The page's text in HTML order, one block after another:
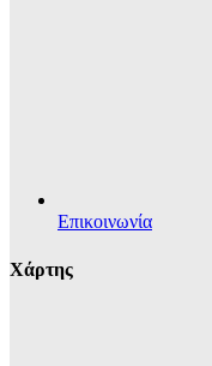
Επικοινωνία
Χάρτης